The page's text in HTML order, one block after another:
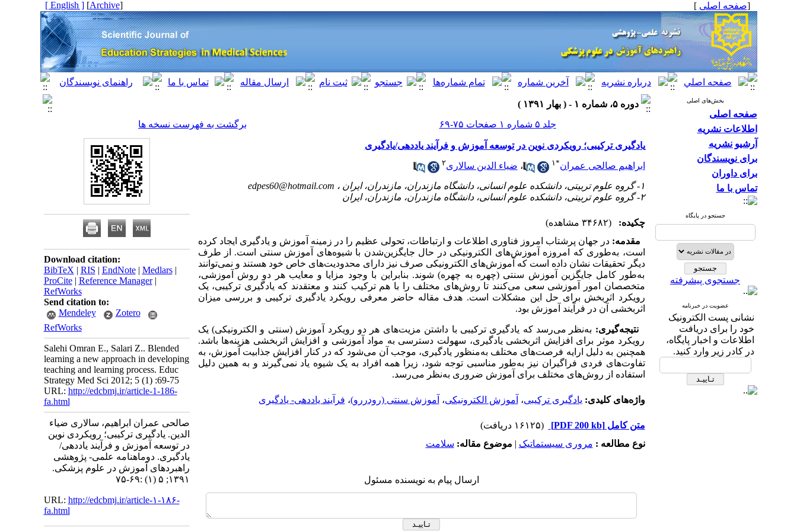
[صفحه اصلی ]
[
Archive
]
[ English ]
بخش‌های اصلی
صفحه اصلی
اطلاعات نشریه
آرشیو نشریه
برای نویسندگان
برای داوران
تماس با ما
جستجو در پایگاه
جستجوی پیشرفته
عضویت در خبرنامه
نشانی پست الکترونیک
خود را برای دریافت
اطلاعات و اخبار پایگاه،
در کادر زیر وارد کنید.
دوره ۵، شماره ۱ - ( بهار ۱۳۹۱ )
جلد ۵ شماره ۱ صفحات ۷۵-۶۹
برگشت به فهرست نسخه ها
یادگیری ترکیبی؛ رویکردی نوین در توسعه آموزش و فرآیند یاددهی/یادگیری
ابراهیم صالحی عمران*۱ ، ضیاء الدین سالاری۲
۱- گروه علوم تربیتی، دانشکده علوم انسانی، دانشگاه مازندران، مازندران، ایران ،
edpes60@hotmail.com
۲- گروه علوم تربیتی، دانشکده علوم انسانی، دانشگاه مازندران، مازندران، ایران
چکیده:
(۳۴۶۸۲ مشاهده)
مقدمه:در جهان پرشتاب امروز فناوری اطلاعات و ارتباطات، تحولی عظیم را در زمینه آموزش و یادگیری ایجاد کرده
است، به‌طوری که امروزه آموزش‌های الکترونیکی در حال جایگزین‌شدن با شیوه‌های آموزش سنتی است. از طرف
دیگر تحقیقات نشان داده است که آموزش‌های الکترونیکی صرف نیز دارای محدودیت‌های خاص خود هستند و نمی‌توانند
به‌طور کامل جایگزین آموزش سنتی (چهره به چهره) شوند. بنابراین با وجود مزایا و معایب هر دو روش آموزشی،
متخصصان امور آموزشی سعی می‌کنند تا روش‌های مختلف را با هم ترکیب کنند و معتقدند که یادگیری ترکیبی، یک
رویکرد اثربخش برای حل این مشکلات است. هدف مقاله حاضر معرفی رویکرد یادگیری ترکیبی و بررسی میزان
اثربخشی آن در فرآیند آموزش بود.
نتیجه‌گیری: به‌نظر می‌رسد که یادگیری ترکیبی با داشتن مزیت‌های هر دو رویکرد آموزش (سنتی و الکترونیکی) یک
رویکرد موثر برای افزایش اثربخشی یادگیری، سهولت دسترسی به مواد آموزشی و افزایش اثربخشی هزینه‌ها باشد.
همچنین به دلیل ارایه فرصت‌های مختلف به‌منظور یادگیری، موجب آن می‌شود که در کنار افزایش جذابیت آموزش، به
تفاوت‌های فردی فراگیران نیز به‌طور مناسبی توجه شود، زیرا همه افراد به یک شیوه یاد نمی‌گیرند و به همین دلیل
استفاده از روش‌های مختلف برای آموزش ضروری به‌نظر می‌رسد.
واژه‌های کلیدی: یادگیری ترکیبی، آموزش الکترونیکی، آموزش سنتی (رودررو)، فرآیند یاددهی- یادگیری
متن کامل[PDF 200 kb]
(۱۶۱۲۵ دریافت)
نوع مطالعه : مروری سيستماتيک | موضوع مقاله: سلامت
ارسال پیام به نویسنده مسئول
Download citation:
BibTeX | RIS | EndNote| Medlars|
ProCite| Reference Manager|
RefWorks
Send citation to:
Mendeley
Zotero
RefWorks
Salehi Omran E., Salari Z.. Blended
learning a new approach in developing
teaching and learning process. Educ
Strategy Med Sci 2012; 5 (1) :69-75
URL: http://edcbmj.ir/article-1-186-
fa.html
صالحی عمران ابراهیم، سالاری ضیاء
الدین. یادگیری ترکیبی؛ رویکردی نوین
در توسعه آموزش و فرآیند یاددهی/
یادگیری. دوماهنامه علمی- پژوهشی
راهبردهای آموزش در علوم پزشکی.
۱۳۹۱; ۵ (۱) :۶۹-۷۵
URL: http://edcbmj.ir/article-۱-۱۸۶-
fa.html